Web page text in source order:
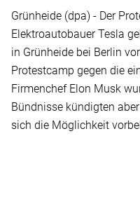
Grünheide (dpa) - Der
Elektroautobauer Tesla
in Grünheide bei Berlin
Protestcamp gegen die
Firmenchef Elon Musk
Bündnisse kündigten
sich die Möglichkeit